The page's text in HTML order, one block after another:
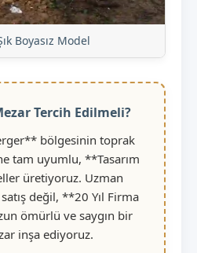
Boyasız Model
Tercih Edilmeli?
bölgesinin toprak
tam uyumlu, **Tasarım
üretiyoruz. Uzman
değil, **20 Yıl Firma
ömürlü ve saygın bir
inşa ediyoruz.